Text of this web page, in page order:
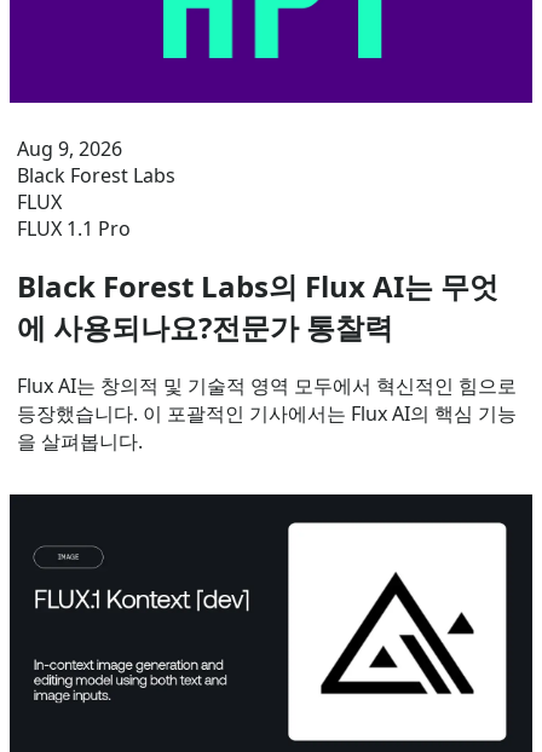
Aug 9, 2026
Black Forest Labs
FLUX
FLUX 1.1 Pro
Black Forest Labs의 Flux AI는 무엇
에 사용되나요?전문가 통찰력
Flux AI는 창의적 및 기술적 영역 모두에서 혁신적인 힘으로
등장했습니다. 이 포괄적인 기사에서는 Flux AI의 핵심 기능
을 살펴봅니다.